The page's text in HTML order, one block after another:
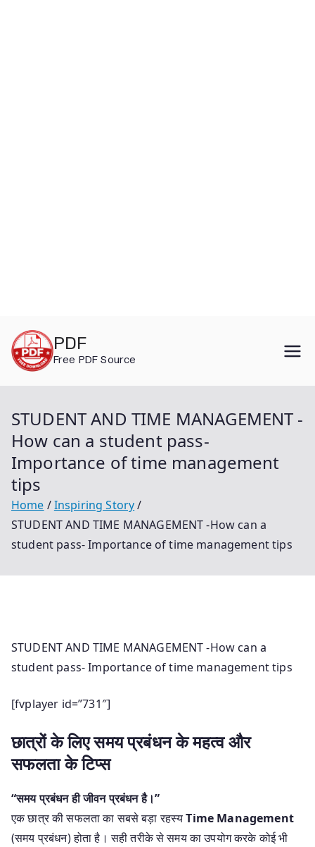
content
PDF
Free PDF Source
STUDENT AND TIME MANAGEMENT -
How can a student pass-
Importance of time management
tips
Home
Inspiring Story
STUDENT AND TIME MANAGEMENT -How can a
student pass- Importance of time management tips
STUDENT AND TIME MANAGEMENT -How can a
student pass- Importance of time management tips
[fvplayer id=”731″]
छात्रों के लिए समय प्रबंधन के महत्व और
सफलता के टिप्स
“समय प्रबंधन ही जीवन प्रबंधन है।”
एक छात्र की सफलता का सबसे बड़ा रहस्यTime Management
(समय प्रबंधन) होता है। सही तरीके से समय का उपयोग करके कोई भी